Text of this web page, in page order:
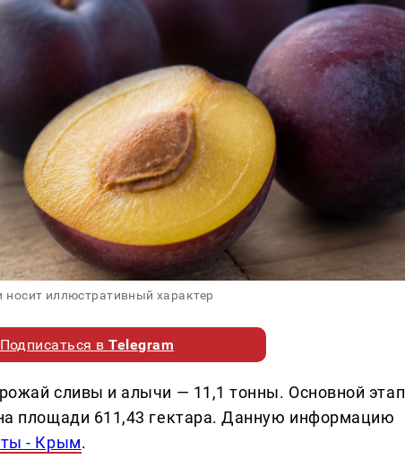
иллюстративный характер
Подписаться вTelegram
сливы и алычи — 11,1 тонны. Основной этап
площади 611,43 гектара. Данную информацию
- Крым.